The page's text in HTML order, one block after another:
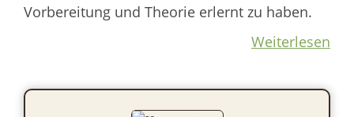
Vorbereitung und Theorie erlernt zu haben.
Weiterlesen